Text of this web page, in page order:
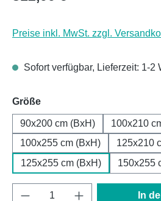
Preise inkl. MwSt. zzgl.
Sofort verfügbar, Lieferzeit: 1-2
Größeauswählen
90x200 cm (BxH)
100x210
100x255 cm (BxH)
125x210
125x255 cm (BxH)
150x255
Produkt Anzahl: Gib In